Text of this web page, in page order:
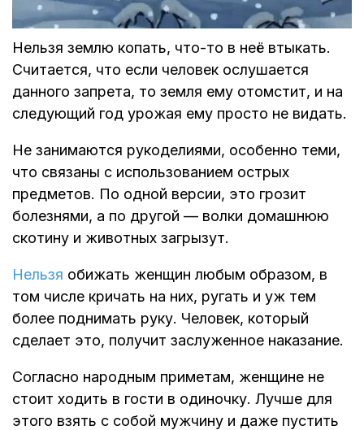
Нельзя землю копать, что-то в неё втыкать.
Считается, что если человек ослушается
данного запрета, то земля ему отомстит, и на
следующий год урожая ему просто не видать.
Не занимаются рукоделиями, особенно теми,
что связаны с использованием острых
предметов. По одной версии, это грозит
болезнями, а по другой — волки домашнюю
скотину и животных загрызут.
Нельзя обижать женщин любым образом, в
том числе кричать на них, ругать и уж тем
более поднимать руку. Человек, который
сделает это, получит заслуженное наказание.
Согласно народным приметам, женщине не
стоит ходить в гости в одиночку. Лучше для
этого взять с собой мужчину и даже пустить